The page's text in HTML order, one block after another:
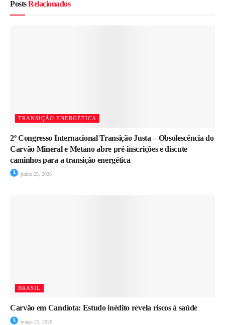
PostsRelacionados
TRANSIÇÃO ENERGÉTICA
2º Congresso Internacional Transição Justa – Obsolescência do
Carvão Mineral e Metano abre pré-inscrições e discute
caminhos para a transição energética
junho 25, 2026
BRASIL
Carvão em Candiota: Estudo inédito revela riscos à saúde
março 25, 2026